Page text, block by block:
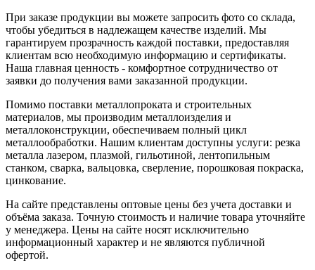
При заказе продукции вы можете запросить фото со склада,
чтобы убедиться в надлежащем качестве изделий. Мы
гарантируем прозрачность каждой поставки, предоставляя
клиентам всю необходимую информацию и сертификаты.
Наша главная ценность - комфортное сотрудничество от
заявки до получения вами заказанной продукции.
Помимо поставки металлопроката и строительных
материалов, мы производим металлоизделия и
металлоконструкции, обеспечиваем полный цикл
металлообработки. Нашим клиентам доступны услуги: резка
металла лазером, плазмой, гильотиной, лентопильным
станком, сварка, вальцовка, сверление, порошковая покраска,
цинкование.
На сайте представлены оптовые цены без учета доставки и
объёма заказа. Точную стоимость и наличие товара уточняйте
у менеджера. Цены на сайте носят исключительно
информационный характер и не являются публичной
офертой.